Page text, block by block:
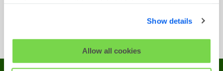
SHL Privacy Statement
Policy
Show details
Allow all cookies